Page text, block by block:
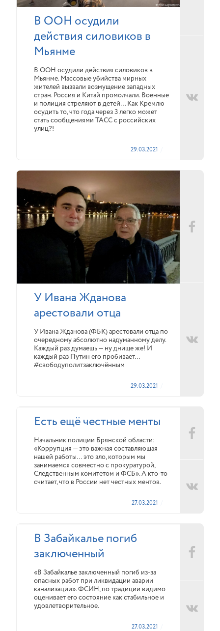
В ООН осудили
действия силовиков в
Мьянме
В ООН осудили действия силовиков в
Мьянме. Массовые убийства мирных
жителей вызвали возмущение западных
стран. Россия и Китай промолчали. Военные
и полиция стреляют в детей… Как Кремлю
осудить то, что года через 3 легко может
стать сообщениями ТАСС с российских
улиц?!
29.03.2021
У Ивана Жданова
арестовали отца
У Ивана Жданова (ФБК) арестовали отца по
очередному абсолютно надуманному делу.
Каждый раз думаешь — ну днище же! И
каждый раз Путин его пробивает…
#свободуполитзаключённым
29.03.2021
Есть ещё честные менты
Начальник полиции Брянской области:
«Коррупция — это важная составляющая
нашей работы… это зло, которым мы
занимаемся совместно с прокуратурой,
Следственным комитетом и ФСБ». А кто-то
считает, что в России нет честных ментов.
27.03.2021
В Забайкалье погиб
заключенный
«В Забайкалье заключенный погиб из-за
опасных работ при ликвидации аварии
канализации». ФСИН, по традиции видимо
оценивает его состояние как стабильное и
удовлетворительное.
27.03.2021